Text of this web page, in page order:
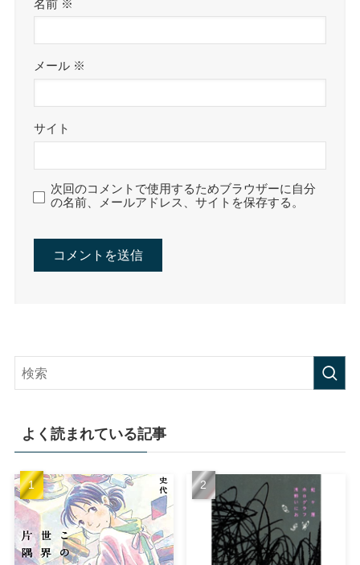
名前 ※
メール ※
サイト
次回のコメントで使用するためブラウザーに自分
の名前、メールアドレス、サイトを保存する。
よく読まれている記事